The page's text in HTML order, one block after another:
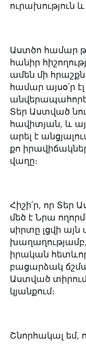
ուրախություն
Աստծո համար
հանիր
ամեն մի հրաշքն
համար այսօ՛ր
Տեր Աստված
հավիտյան, և
արել է
քո
վաղը։
Հիշի՛ր, որ
մեծ է Նրա
սիրտը լցվի
խաղաղությամբ,
իրական
բացարձակ
Աստված
կյանքում։
Շնորհակալ եմ,